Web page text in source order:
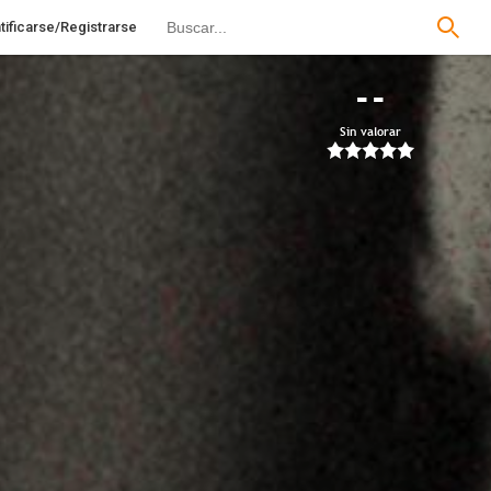
Registrarse
--
Sin valorar